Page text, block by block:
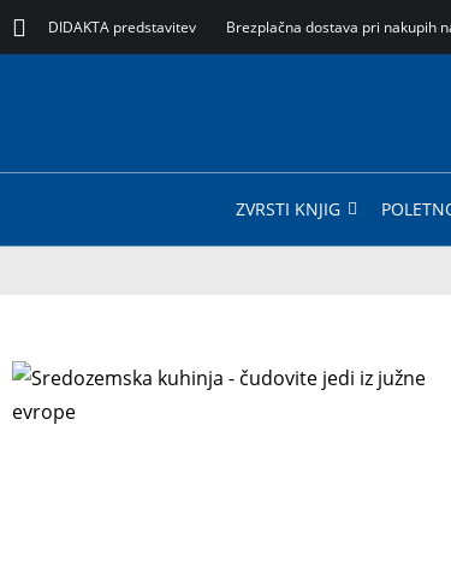
DIDAKTA predstavitev Brezplačna dostava pri nakupih
ZVRSTI KNJIG